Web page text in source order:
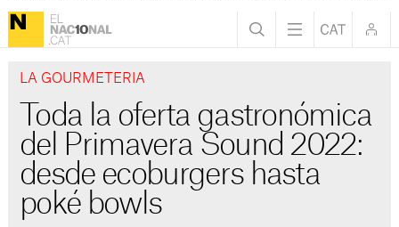
LA GOURMETERIA
Toda la oferta gastronómica
del Primavera Sound 2022:
desde ecoburgers hasta
poké bowls